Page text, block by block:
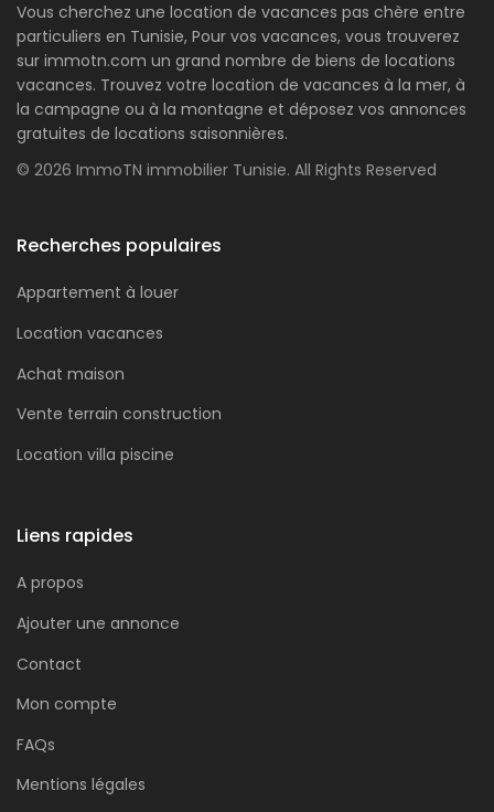
Vous cherchez une location de vacances pas chère entre
particuliers en Tunisie, Pour vos vacances, vous trouverez
sur immotn.com un grand nombre de biens de locations
vacances. Trouvez votre location de vacances à la mer, à
la campagne ou à la montagne et déposez vos annonces
gratuites de locations saisonnières.
© 2026 ImmoTN immobilier Tunisie. All Rights Reserved
Recherches populaires
Appartement à louer
Location vacances
Achat maison
Vente terrain construction
Location villa piscine
Liens rapides
A propos
Ajouter une annonce
Contact
Mon compte
FAQs
Mentions légales